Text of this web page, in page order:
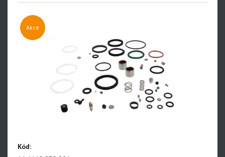
Revelation
Sektor
Pike
Lyrik - NEW!!!
BoXXer - NEW!!!
Akce
Kód: